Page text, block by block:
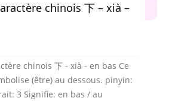
chinois 下 – xià –
chinois 下 - xià - en bas Ce
(être) au dessous. pinyin:
3 Signifie: en bas / au